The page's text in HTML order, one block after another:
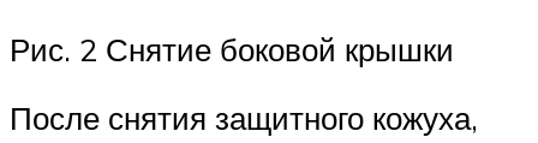
Рис. 2 Снятие боковой крышки
После снятия защитного кожуха,